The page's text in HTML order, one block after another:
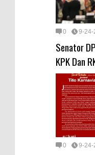
0 9-24-
Senator
KPK Dan
0 9-24-